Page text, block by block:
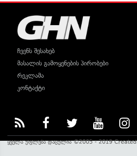
ჩვენს შესახებ
მასალის გამოყენების პირობები
რეკლამა
კონტაქტი
ყველა უფლება დაცულია ©2005 - 2019